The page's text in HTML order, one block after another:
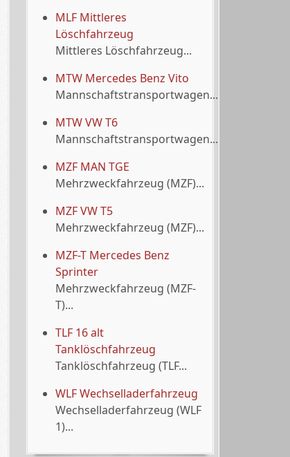
MLF Mittleres
Löschfahrzeug
Mittleres Löschfahrzeug...
MTW Mercedes Benz Vito
Mannschaftstransportwagen...
MTW VW T6
Mannschaftstransportwagen...
MZF MAN TGE
Mehrzweckfahrzeug (MZF)...
MZF VW T5
Mehrzweckfahrzeug (MZF)...
MZF-T Mercedes Benz
Sprinter
Mehrzweckfahrzeug (MZF-
T)...
TLF 16 alt
Tanklöschfahrzeug
Tanklöschfahrzeug (TLF...
WLF Wechselladerfahrzeug
Wechselladerfahrzeug (WLF
1)...